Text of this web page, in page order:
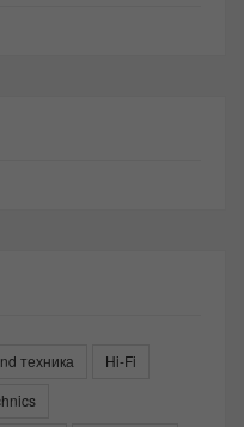
техника
Hi-Fi